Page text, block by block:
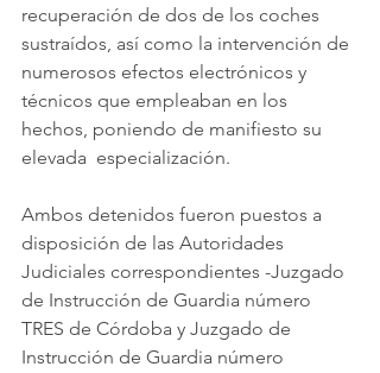
recuperación de dos de los coches
sustraídos, así como la intervención de
numerosos efectos electrónicos y
técnicos que empleaban en los
hechos, poniendo de manifiesto su
elevada  especialización.
Ambos detenidos fueron puestos a
disposición de las Autoridades
Judiciales correspondientes -Juzgado
de Instrucción de Guardia número
TRES de Córdoba y Juzgado de
Instrucción de Guardia número